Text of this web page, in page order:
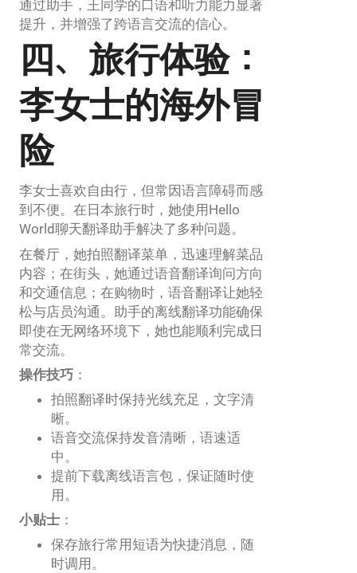
通过助手，王同学的口语和听力能力显著
提升，并增强了跨语言交流的信心。
四、旅行体验：
李女士的海外冒
险
李女士喜欢自由行，但常因语言障碍而感
到不便。在日本旅行时，她使用Hello
World聊天翻译助手解决了多种问题。
在餐厅，她拍照翻译菜单，迅速理解菜品
内容；在街头，她通过语音翻译询问方向
和交通信息；在购物时，语音翻译让她轻
松与店员沟通。助手的离线翻译功能确保
即使在无网络环境下，她也能顺利完成日
常交流。
操作技巧 ：
拍照翻译时保持光线充足，文字清
晰。
语音交流保持发音清晰，语速适
中。
提前下载离线语言包，保证随时使
用。
小贴士 ：
保存旅行常用短语为快捷消息，随
时调用。